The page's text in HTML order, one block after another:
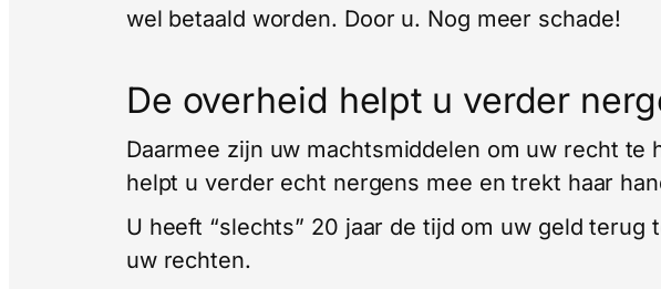
wel betaald worden. Door u. Nog meer schade!
De overheid helpt u verder
Daarmee zijn uw machtsmiddelen om uw recht te
helpt u verder echt nergens mee en trekt haar
U heeft “slechts” 20 jaar de tijd om uw geld terug
uw rechten.